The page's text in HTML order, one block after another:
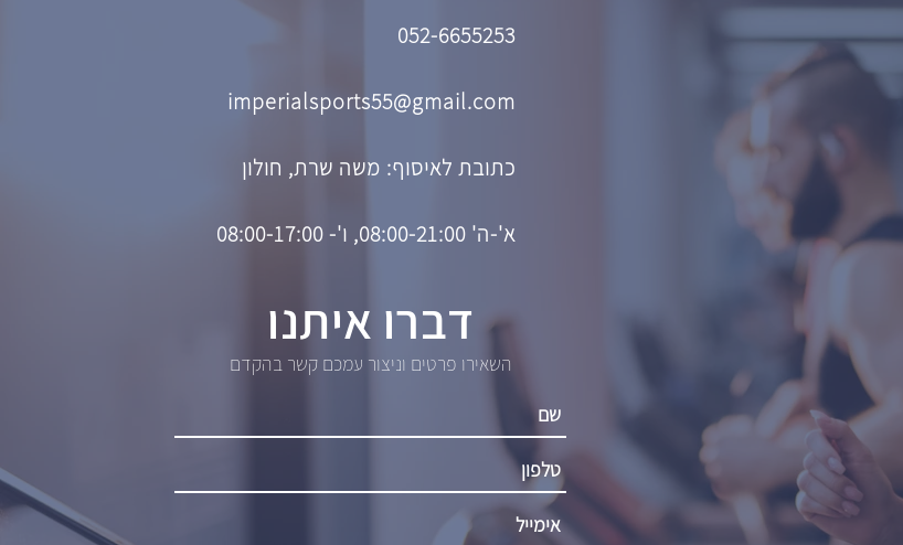
052-6655253
imperialsports55@gmail.com
כתובת לאיסוף: משה שרת, חולון
א'-ה' 08:00-21:00, ו'- 08:00-17:00
דברו איתנו
השאירו פרטים וניצור עמכם קשר בהקדם